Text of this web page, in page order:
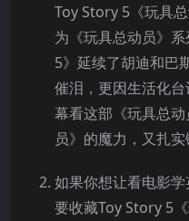
Toy Story 5《玩具
为《玩具总动员》
5》延续了胡迪和巴
催泪，更因生活化
幕看这部《玩具总
员》的魔力，又扎实
如果你想让看电影
要收藏Toy Story 5